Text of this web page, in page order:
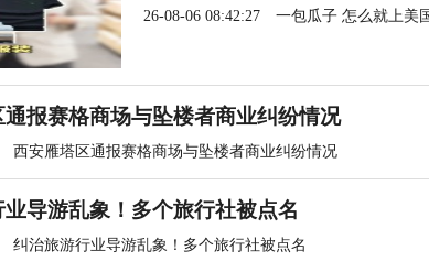
26-08-06 08:42:27 一包瓜子 怎么就上美
报赛格商场与坠楼者商业纠纷情况
西安雁塔区通报赛格商场与坠楼者商业纠纷情况
导游乱象！多个旅行社被点名
纠治旅游行业导游乱象！多个旅行社被点名